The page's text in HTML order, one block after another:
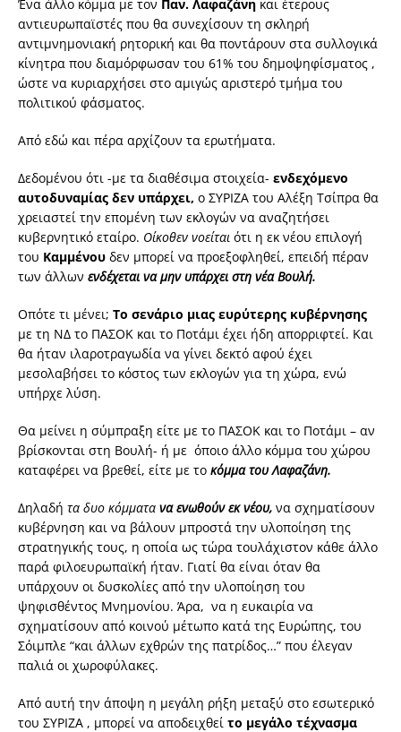
Ένα άλλο κόμμα με τον Παν. Λαφαζάνη και έτερους
αντιευρωπαϊστές που θα συνεχίσουν τη σκληρή
αντιμνημονιακή ρητορική και θα ποντάρουν στα συλλογικά
κίνητρα που διαμόρφωσαν του 61% του δημοψηφίσματος ,
ώστε να κυριαρχήσει στο αμιγώς αριστερό τμήμα του
πολιτικού φάσματος.
Από εδώ και πέρα αρχίζουν τα ερωτήματα.
Δεδομένου ότι -με τα διαθέσιμα στοιχεία- ενδεχόμενο
αυτοδυναμίας δεν υπάρχει, ο ΣΥΡΙΖΑ του Αλέξη Τσίπρα θα
χρειαστεί την επομένη των εκλογών να αναζητήσει
κυβερνητικό εταίρο. Οίκοθεν νοείται ότι η εκ νέου επιλογή
του Καμμένου δεν μπορεί να προεξοφληθεί, επειδή πέραν
των άλλων ενδέχεται να μην υπάρχει στη νέα Βουλή.
Οπότε τι μένει; Το σενάριο μιας ευρύτερης κυβέρνησης
με τη ΝΔ το ΠΑΣΟΚ και το Ποτάμι έχει ήδη απορριφτεί. Και
θα ήταν ιλαροτραγωδία να γίνει δεκτό αφού έχει
μεσολαβήσει το κόστος των εκλογών για τη χώρα, ενώ
υπήρχε λύση.
Θα μείνει η σύμπραξη είτε με το ΠΑΣΟΚ και το Ποτάμι – αν
βρίσκονται στη Βουλή- ή με όποιο άλλο κόμμα του χώρου
καταφέρει να βρεθεί, είτε με το κόμμα του Λαφαζάνη.
Δηλαδή τα δυο κόμματα να ενωθούν εκ νέου, να σχηματίσουν
κυβέρνηση και να βάλουν μπροστά την υλοποίηση της
στρατηγικής τους, η οποία ως τώρα τουλάχιστον κάθε άλλο
παρά φιλοευρωπαϊκή ήταν. Γιατί θα είναι όταν θα
υπάρχουν οι δυσκολίες από την υλοποίηση του
ψηφισθέντος Μνημονίου. Άρα, να η ευκαιρία να
σχηματίσουν από κοινού μέτωπο κατά της Ευρώπης, του
Σόιμπλε “και άλλων εχθρών της πατρίδος…” που έλεγαν
παλιά οι χωροφύλακες.
Από αυτή την άποψη η μεγάλη ρήξη μεταξύ στο εσωτερικό
του ΣΥΡΙΖΑ , μπορεί να αποδειχθεί το μεγάλο τέχνασμα